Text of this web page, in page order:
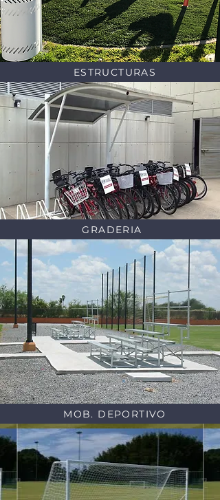
MOB. DEPORTIVO
GRADERIA
ESTRUCTURAS